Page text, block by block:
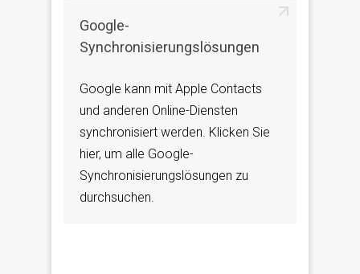
Google-
Synchronisierungslösungen
Google kann mit Apple Contacts
und anderen Online-Diensten
synchronisiert werden. Klicken Sie
hier, um alle Google-
Synchronisierungslösungen zu
durchsuchen.